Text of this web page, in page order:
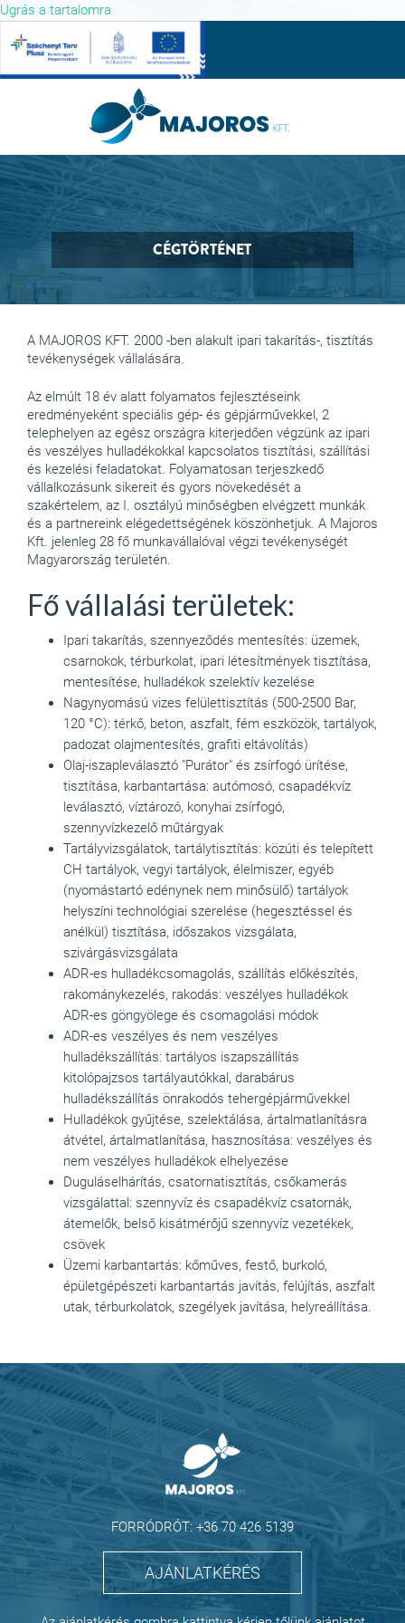
Ugrás a tartalomra
CÉGTÖRTÉNET
A MAJOROS KFT. 2000 -ben alakult ipari takarítás-, tisztítás
tevékenységek vállalására.
Az elmúlt 18 év alatt folyamatos fejlesztéseink
eredményeként speciális gép- és gépjárművekkel, 2
telephelyen az egész országra kiterjedően végzünk az ipari
és veszélyes hulladékokkal kapcsolatos tisztítási, szállítási
és kezelési feladatokat. Folyamatosan terjeszkedő
vállalkozásunk sikereit és gyors növekedését a
szakértelem, az I. osztályú minőségben elvégzett munkák
és a partnereink elégedettségének köszönhetjuk. A Majoros
Kft. jelenleg 28 fő munkavállalóval végzi tevékenységét
Magyarország területén.
Fő vállalási területek:
Ipari takarítás, szennyeződés mentesítés: üzemek,
csarnokok, térburkolat, ipari létesítmények tisztítása,
mentesítése, hulladékok szelektív kezelése
Nagynyomású vizes felülettisztítás (500-2500 Bar,
120 °C): térkő, beton, aszfalt, fém eszközök, tartályok,
padozat olajmentesítés, grafiti eltávolítás)
Olaj-iszapleválasztó "Purátor" és zsírfogó ürítése,
tisztítása, karbantartása: autómosó, csapadékvíz
leválasztó, víztározó, konyhai zsírfogó,
szennyvízkezelő műtárgyak
Tartályvizsgálatok, tartálytisztítás: közúti és telepített
CH tartályok, vegyi tartályok, élelmiszer, egyéb
(nyomástartó edénynek nem minősülő) tartályok
helyszíni technológiai szerelése (hegesztéssel és
anélkül) tisztítása, időszakos vizsgálata,
szivárgásvizsgálata
ADR-es hulladékcsomagolás, szállítás előkészítés,
rakománykezelés, rakodás: veszélyes hulladékok
ADR-es göngyölege és csomagolási módok
ADR-es veszélyes és nem veszélyes
hulladékszállítás: tartályos iszapszállítás
kitolópajzsos tartályautókkal, darabárus
hulladékszállítás önrakodós tehergépjárművekkel
Hulladékok gyűjtése, szelektálása, ártalmatlanításra
átvétel, ártalmatlanítása, hasznosítása: veszélyes és
nem veszélyes hulladékok elhelyezése
Duguláselhárítás, csatornatisztítás, csőkamerás
vizsgálattal: szennyvíz és csapadékvíz csatornák,
átemelők, belső kisátmérőjű szennyvíz vezetékek,
csövek
Üzemi karbantartás: kőműves, festő, burkoló,
épületgépészeti karbantartás javítás, felújítás, aszfalt
utak, térburkolatok, szegélyek javítása, helyreállítása.
FORRÓDRÓT: +36 70 426 5139
AJÁNLATKÉRÉS